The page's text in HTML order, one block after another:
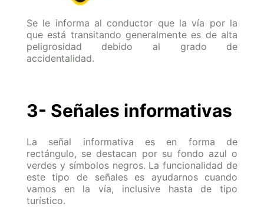
Se le informa al conductor que la vía por la
que está transitando generalmente es de alta
peligrosidad debido al grado de
accidentalidad.
3- Señales informativas
La señal informativa es en forma de
rectángulo, se destacan por su fondo azul o
verdes y símbolos negros. La funcionalidad de
este tipo de señales es ayudarnos cuando
vamos en la vía, inclusive hasta de tipo
turístico.